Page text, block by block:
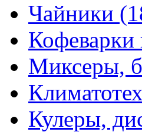
Чайники
Миксеры,
Кулеры,